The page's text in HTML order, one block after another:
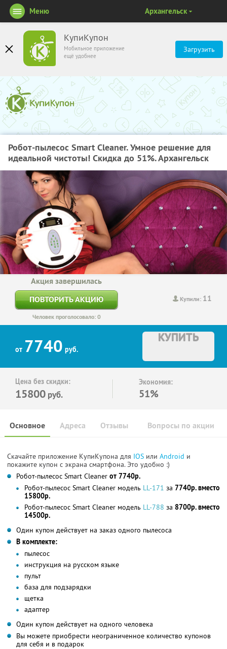
КупиКупон
Мобильное приложение
ещё удобнее
Загрузить
Меню Архангельск
Робот-пылесос Smart Cleaner. Умное решение для
идеальной чистоты! Скидка до 51%. Архангельск
Купили: 11
Акция завершилась
ПОВТОРИТЬ АКЦИЮ
Человек проголосовало: 0
от 7740 руб.
КУПИТЬ
Цена без скидки:
15800 руб.
Экономия:
51%
Основное Отзывы Вопросы по акции
Адреса
Скачайте приложение КупиКупона для IOS или Android и
покажите купон с экрана смартфона. Это удобно :)
Робот-пылесос Smart Cleaner от 7740р.
Робот-пылесос Smart Cleaner модель LL-171 за 7740р. вместо
15800р.
Робот-пылесос Smart Cleaner модель LL-788 за 8700р. вместо
14500р.
Один купон действует на заказ одного пылесоса
В комплекте:
пылесос
инструкция на русском языке
пульт
база для подзарядки
щетка
адаптер
Один купон действует на одного человека
Вы можете приобрести неограниченное количество купонов
для себя и в подарок